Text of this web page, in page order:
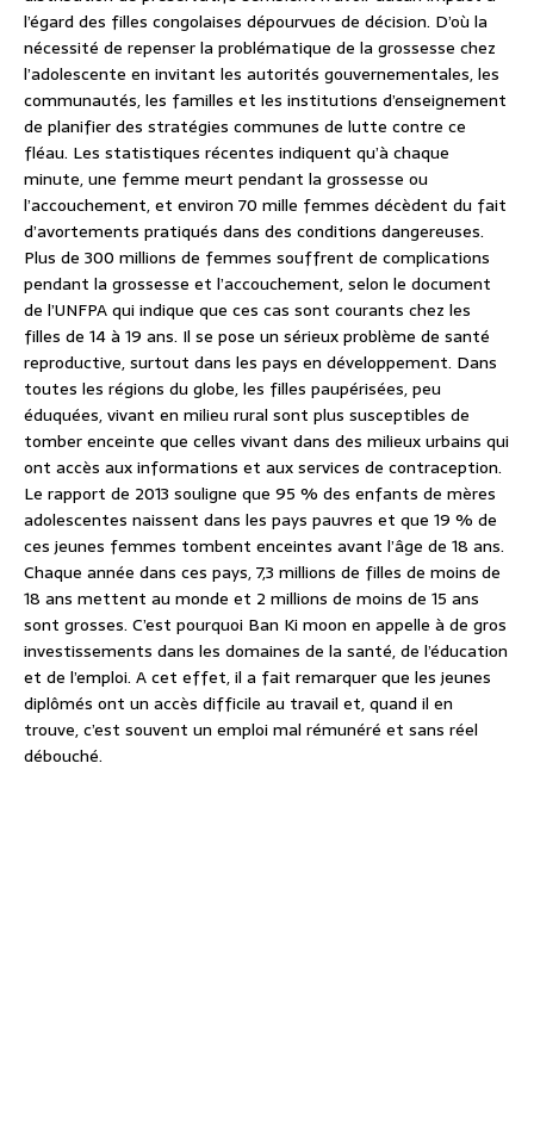
l’égard des filles congolaises dépourvues de décision. D’où la
nécessité de repenser la problématique de la grossesse chez
l’adolescente en invitant les autorités gouvernementales, les
communautés, les familles et les institutions d’enseignement
de planifier des stratégies communes de lutte contre ce
fléau. Les statistiques récentes indiquent qu’à chaque
minute, une femme meurt pendant la grossesse ou
l’accouchement, et environ 70 mille femmes décèdent du fait
d’avortements pratiqués dans des conditions dangereuses.
Plus de 300 millions de femmes souffrent de complications
pendant la grossesse et l’accouchement, selon le document
de l’UNFPA qui indique que ces cas sont courants chez les
filles de 14 à 19 ans. Il se pose un sérieux problème de santé
reproductive, surtout dans les pays en développement. Dans
toutes les régions du globe, les filles paupérisées, peu
éduquées, vivant en milieu rural sont plus susceptibles de
tomber enceinte que celles vivant dans des milieux urbains qui
ont accès aux informations et aux services de contraception.
Le rapport de 2013 souligne que 95 % des enfants de mères
adolescentes naissent dans les pays pauvres et que 19 % de
ces jeunes femmes tombent enceintes avant l’âge de 18 ans.
Chaque année dans ces pays, 7,3 millions de filles de moins de
18 ans mettent au monde et 2 millions de moins de 15 ans
sont grosses. C’est pourquoi Ban Ki moon en appelle à de gros
investissements dans les domaines de la santé, de l’éducation
et de l’emploi. A cet effet, il a fait remarquer que les jeunes
diplômés ont un accès difficile au travail et, quand il en
trouve, c’est souvent un emploi mal rémunéré et sans réel
débouché.